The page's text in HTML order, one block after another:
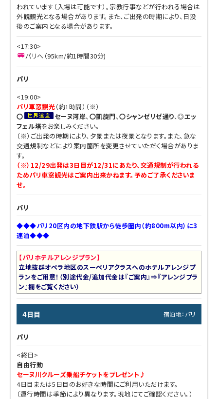
われています（入場は可能です）。宗教行事などが行われる場合は
外観観光となる場合があります。また、ご出発の時期により、日没
後のご案内となる場合があります。
<17:30>
パリへ（95km/約1時間30分)
パリ
<19:00>
パリ車窓観光（約1時間）（※）
〇
セーヌ河岸、 〇凱旋門、〇シャンゼリゼ通り、◎エッ
フェル塔をお楽しみください。
（※）ご出発の時期により、夕景または夜景となります。また、急な
交通規制などにより案内箇所を変更させていただく場合がありま
す。
（※）12/29出発は3日目が12/31にあたり、交通規制が行われる
ためパリ車窓観光はご案内出来かねます。予めご了承くださいま
せ。
パリ
◆◆◆パリ20区内の地下鉄駅から徒歩圏内（約800m以内）に3
連泊◆◆◆
【パリホテルアレンジプラン】
立地抜群オペラ地区のスーペリアクラスへのホテルアレンジプ
ランをご用意！（別途代金/追加代金は『ご案内』⇒『アレンジプラ
ン』欄をご覧ください）
4日目 宿泊地：パリ
パリ
<終日>
自由行動
セーヌ川クルーズ乗船チケットをプレゼント♪
4日目または5日目のお好きな時間にご利用いただけます。
（運行時間は季節により異なります。現地にてご確認ください。）